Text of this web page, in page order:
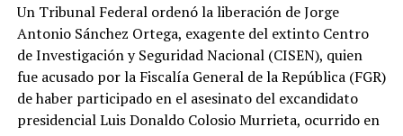
Un Tribunal Federal ordenó la liberación de Jorge
Antonio Sánchez Ortega, exagente del extinto Centro
de Investigación y Seguridad Nacional (CISEN), quien
fue acusado por la Fiscalía General de la República (FGR)
de haber participado en el asesinato del excandidato
presidencial Luis Donaldo Colosio Murrieta, ocurrido en